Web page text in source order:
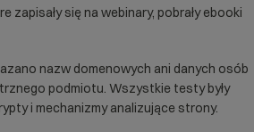
się na webinary, pobrały ebooki
nazw domenowych ani danych osób
podmiotu. Wszystkie testy były
i mechanizmy analizujące strony.